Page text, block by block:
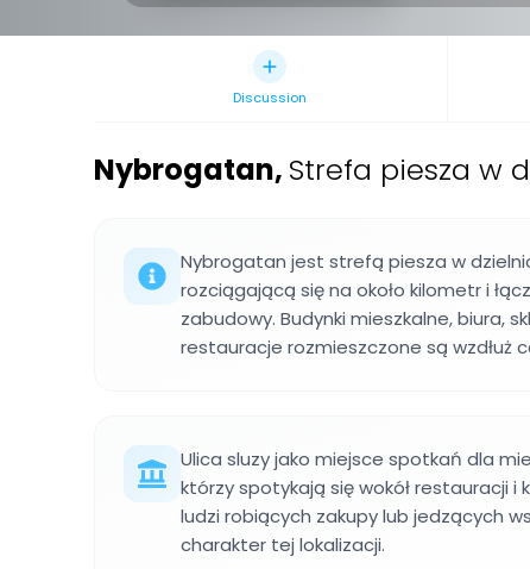
Discussion
Nybrogatan, Strefa piesza w
Nybrogatan jest strefą piesza w
rozciągającą się na około kilometr i
zabudowy. Budynki mieszkalne, biura,
restauracje rozmieszczone są wzdłuż
Ulica sluzy jako miejsce spotkań dla
którzy spotykają się wokół restauracji i
ludzi robiących zakupy lub jedzących
charakter tej lokalizacji.